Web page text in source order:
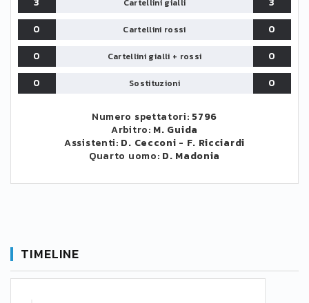
Cartellini gialli
0
Cartellini rossi
0
0
Cartellini gialli + rossi
0
0
Sostituzioni 0
Numero spettatori: 5796
Arbitro: M. Guida
Assistenti: D. Cecconi - F. Ricciardi
Quarto uomo: D. Madonia
TIMELINE